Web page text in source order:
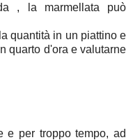
, la marmellata può
quantità in un piattino e
quarto d'ora e valutarne
e per troppo tempo, ad